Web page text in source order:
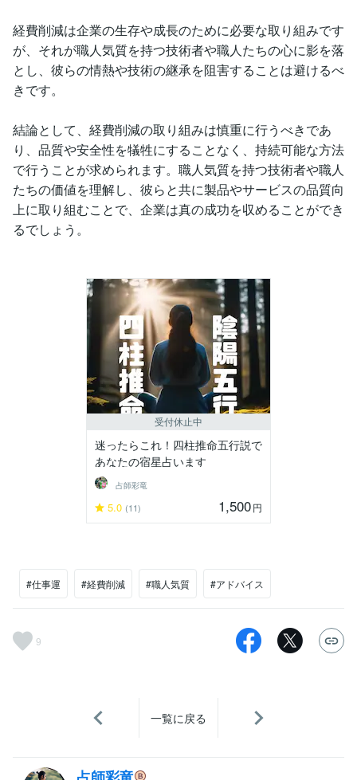
経費削減は企業の生存や成長のために必要な取り組みです
が、それが職人気質を持つ技術者や職人たちの心に影を落
とし、彼らの情熱や技術の継承を阻害することは避けるべ
きです。
結論として、経費削減の取り組みは慎重に行うべきであ
り、品質や安全性を犠牲にすることなく、持続可能な方法
で行うことが求められます。職人気質を持つ技術者や職人
たちの価値を理解し、彼らと共に製品やサービスの品質向
上に取り組むことで、企業は真の成功を収めることができ
るでしょう。
受付休止中
迷ったらこれ！四柱推命五行説で
あなたの宿星占います
占師彩竜
5.0 (11) 1,500円
#仕事運 #経費削減 #職人気質 #アドバイス
9
一覧に戻る